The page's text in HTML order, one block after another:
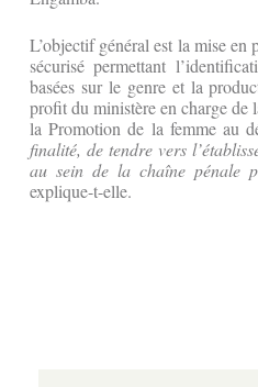
L’objectif général est la mise en
sécurisé permettant
basées sur le genre et la
profit du ministère en charge de
la Promotion de la femme au
finalité, de tendre vers
au sein de la chaîne pénale
explique-t-elle.